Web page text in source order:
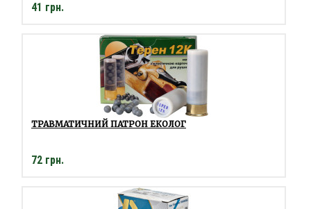
41 грн.
ТРАВМАТИЧНИЙ ПАТРОН ЕКОЛОГ
72 грн.